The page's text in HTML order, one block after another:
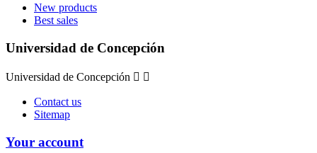
New products
Best sales
Universidad de Concepción
Universidad de Concepción  
Contact us
Sitemap
Your account